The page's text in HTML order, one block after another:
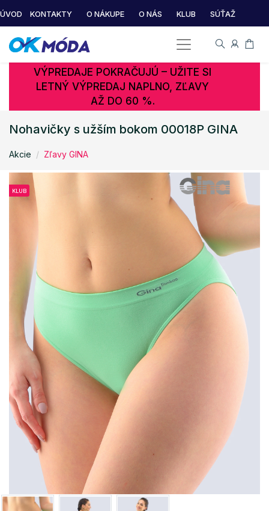
ÚVOD KONTAKTY O NÁKUPE O NÁS KLUB SÚŤAŽ
VÝPREDAJE POKRAČUJÚ – UŽITE SI
LETNÝ VÝPREDAJ NAPLNO, ZĽAVY
AŽ DO 60 %.
Nohavičky s užším bokom 00018P GINA
Akcie Zľavy GINA
KLUB